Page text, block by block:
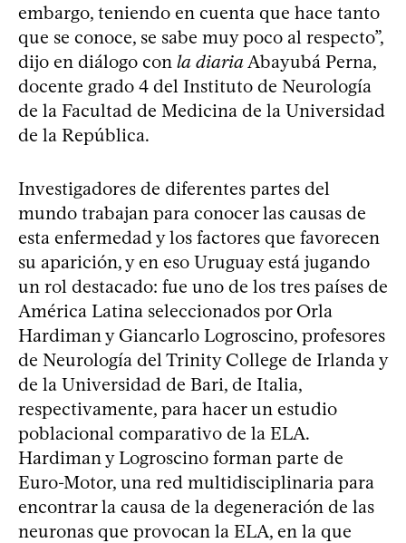
embargo, teniendo en cuenta que hace tanto
que se conoce, se sabe muy poco al respecto”,
dijo en diálogo con la diaria Abayubá Perna,
docente grado 4 del Instituto de Neurología
de la Facultad de Medicina de la Universidad
de la República.
Investigadores de diferentes partes del
mundo trabajan para conocer las causas de
esta enfermedad y los factores que favorecen
su aparición, y en eso Uruguay está jugando
un rol destacado: fue uno de los tres países de
América Latina seleccionados por Orla
Hardiman y Giancarlo Logroscino, profesores
de Neurología del Trinity College de Irlanda y
de la Universidad de Bari, de Italia,
respectivamente, para hacer un estudio
poblacional comparativo de la ELA.
Hardiman y Logroscino forman parte de
Euro-Motor, una red multidisciplinaria para
encontrar la causa de la degeneración de las
neuronas que provocan la ELA, en la que